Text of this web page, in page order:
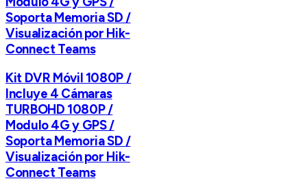
Soporta Memoria SD /
Visualización por Hik-
Connect Teams
Kit DVR Móvil 1080P /
Incluye 4 Cámaras
TURBOHD 1080P /
Modulo 4G y GPS /
Soporta Memoria SD /
Visualización por Hik-
Connect Teams